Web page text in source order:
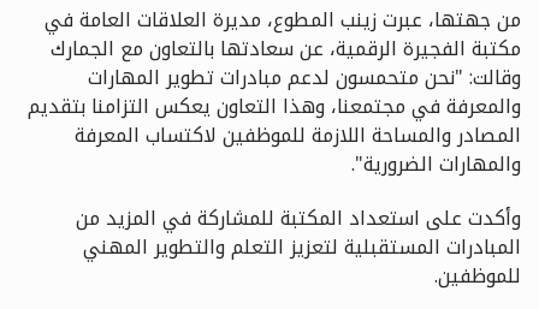
من جهتها، عبرت زينب المطوع، مديرة العلاقات العامة في
مكتبة الفجيرة الرقمية، عن سعادتها بالتعاون مع الجمارك
وقالت: "نحن متحمسون لدعم مبادرات تطوير المهارات
والمعرفة في مجتمعنا، وهذا التعاون يعكس التزامنا بتقديم
المصادر والمساحة اللازمة للموظفين لاكتساب المعرفة
والمهارات الضرورية."
وأكدت على استعداد المكتبة للمشاركة في المزيد من
المبادرات المستقبلية لتعزيز التعلم والتطوير المهني
للموظفين.